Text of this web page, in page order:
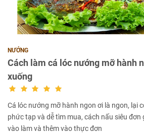
NƯỚNG
Cách làm cá lóc nướng mỡ hành
xuống
Cá lóc nướng mỡ hành ngon ơi là ngon, lại
phức tạp và dễ tìm mua, cách nấu siêu
vào làm và thêm vào thực đơn